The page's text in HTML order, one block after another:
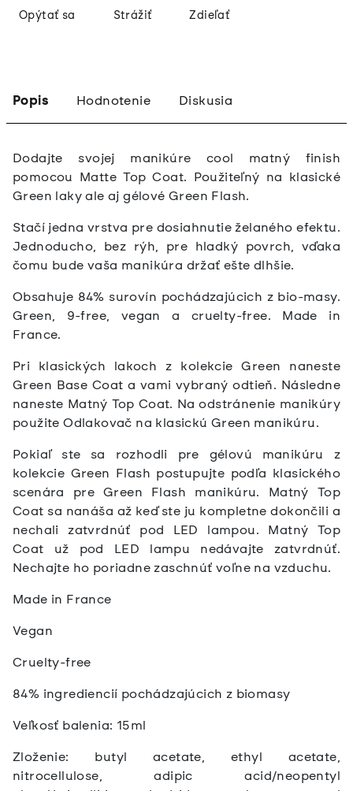
Opýtať sa Strážiť Zdieľať
Popis Hodnotenie Diskusia
Dodajte svojej manikúre cool matný finish
pomocou Matte Top Coat. Použiteľný na klasické
Green laky ale aj gélové Green Flash.
Stačí jedna vrstva pre dosiahnutie želaného efektu.
Jednoducho, bez rýh, pre hladký povrch, vďaka
čomu bude vaša manikúra držať ešte dlhšie.
Obsahuje 84% surovín pochádzajúcich z bio-masy.
Green, 9-free, vegan a cruelty-free. Made in
France.
Pri klasických lakoch z kolekcie Green naneste
Green Base Coat a vami vybraný odtieň. Následne
naneste Matný Top Coat. Na odstránenie manikúry
použite Odlakovač na klasickú Green manikúru.
Pokiaľ ste sa rozhodli pre gélovú manikúru z
kolekcie Green Flash postupujte podľa klasického
scenára pre Green Flash manikúru. Matný Top
Coat sa nanáša až keď ste ju kompletne dokončili a
nechali zatvrdnúť pod LED lampou. Matný Top
Coat už pod LED lampu nedávajte zatvrdnúť.
Nechajte ho poriadne zaschnúť voľne na vzduchu.
Made in France
Vegan
Cruelty-free
84% ingrediencií pochádzajúcich z biomasy
Veľkosť balenia: 15ml
Zloženie: butyl acetate, ethyl acetate,
nitrocellulose, adipic acid/neopentyl